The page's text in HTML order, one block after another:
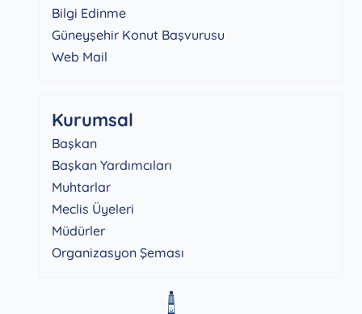
Bilgi Edinme
Güneyşehir Konut Başvurusu
Web Mail
Kurumsal
Başkan
Başkan Yardımcıları
Muhtarlar
Meclis Üyeleri
Müdürler
Organizasyon Şeması